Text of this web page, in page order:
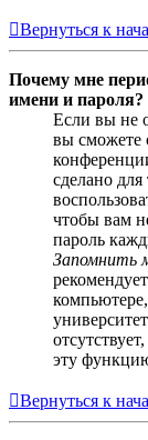
Вернуться к
Почему мне
имени и пароля?
Если вы не
вы сможете
сделано
чтобы вам
пароль
Запомнить
эту
Вернуться к